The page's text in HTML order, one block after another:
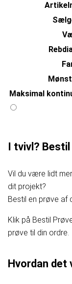
Maksimal
I tvivl? Bestil
Vil du være lidt
dit projekt?
Bestil en prøve af
Klik på Bestil
prøve til din ordre.
Hvordan det